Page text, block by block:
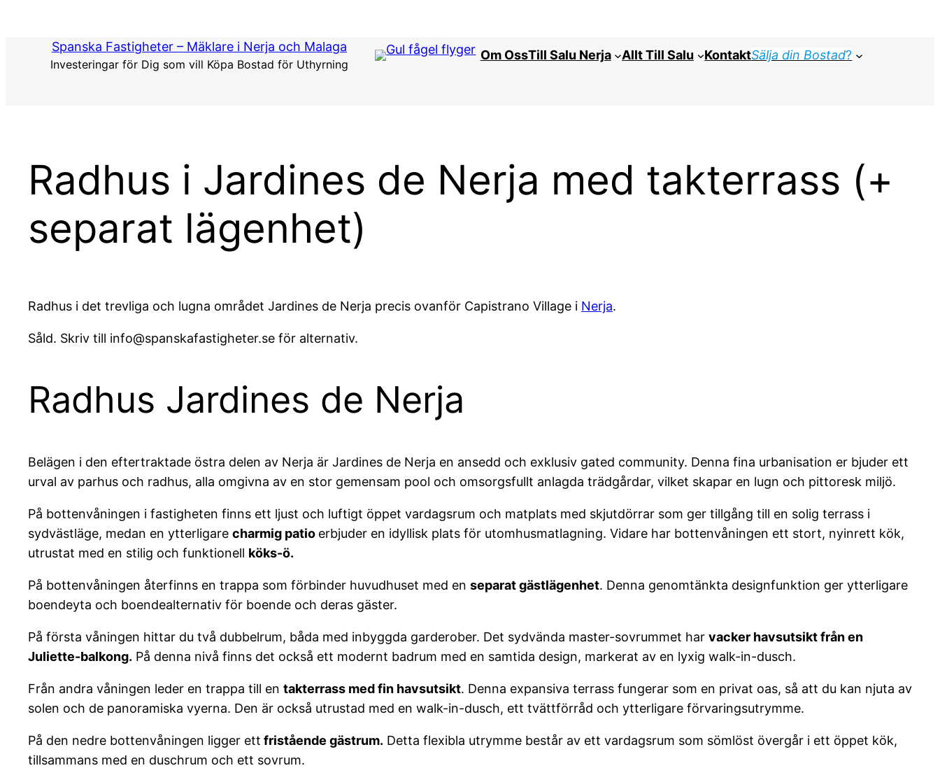
Spanska Fastigheter – Mäklare i Nerja och Malaga
Investeringar för Dig som vill Köpa Bostad för Uthyrning
Om OssTill Salu Nerja Allt Till Salu KontaktSälja din Bostad?
Radhus i Jardines de Nerja med takterrass (+
separat lägenhet)
Radhus i det trevliga och lugna området Jardines de Nerja precis ovanför Capistrano Village i Nerja.
Såld. Skriv till info@spanskafastigheter.se för alternativ.
Radhus Jardines de Nerja
Belägen i den eftertraktade östra delen av Nerja är Jardines de Nerja en ansedd och exklusiv gated community. Denna fina urbanisation er bjuder ett
urval av parhus och radhus, alla omgivna av en stor gemensam pool och omsorgsfullt anlagda trädgårdar, vilket skapar en lugn och pittoresk miljö.
På bottenvåningen i fastigheten finns ett ljust och luftigt öppet vardagsrum och matplats med skjutdörrar som ger tillgång till en solig terrass i
sydvästläge, medan en ytterligare charmig patio erbjuder en idyllisk plats för utomhusmatlagning. Vidare har bottenvåningen ett stort, nyinrett kök,
utrustat med en stilig och funktionell köks-ö.
På bottenvåningen återfinns en trappa som förbinder huvudhuset med en separat gästlägenhet. Denna genomtänkta designfunktion ger ytterligare
boendeyta och boendealternativ för boende och deras gäster.
På första våningen hittar du två dubbelrum, båda med inbyggda garderober. Det sydvända master-sovrummet har vacker havsutsikt från en
Juliette-balkong. På denna nivå finns det också ett modernt badrum med en samtida design, markerat av en lyxig walk-in-dusch.
Från andra våningen leder en trappa till en takterrass med fin havsutsikt. Denna expansiva terrass fungerar som en privat oas, så att du kan njuta av
solen och de panoramiska vyerna. Den är också utrustad med en walk-in-dusch, ett tvättförråd och ytterligare förvaringsutrymme.
På den nedre bottenvåningen ligger ett fristående gästrum. Detta flexibla utrymme består av ett vardagsrum som sömlöst övergår i ett öppet kök,
tillsammans med en duschrum och ett sovrum.